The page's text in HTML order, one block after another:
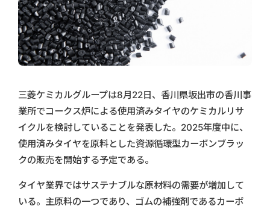
三菱ケミカルグループは8月22日、香川県坂出市の香川事
業所でコークス炉による使用済みタイヤのケミカルリサ
イクルを検討していることを発表した。2025年度中に、
使用済みタイヤを原料とした資源循環型カーボンブラッ
クの販売を開始する予定である。
タイヤ業界ではサステナブルな原材料の需要が増加して
いる。主原料の一つであり、ゴムの補強剤であるカーボ